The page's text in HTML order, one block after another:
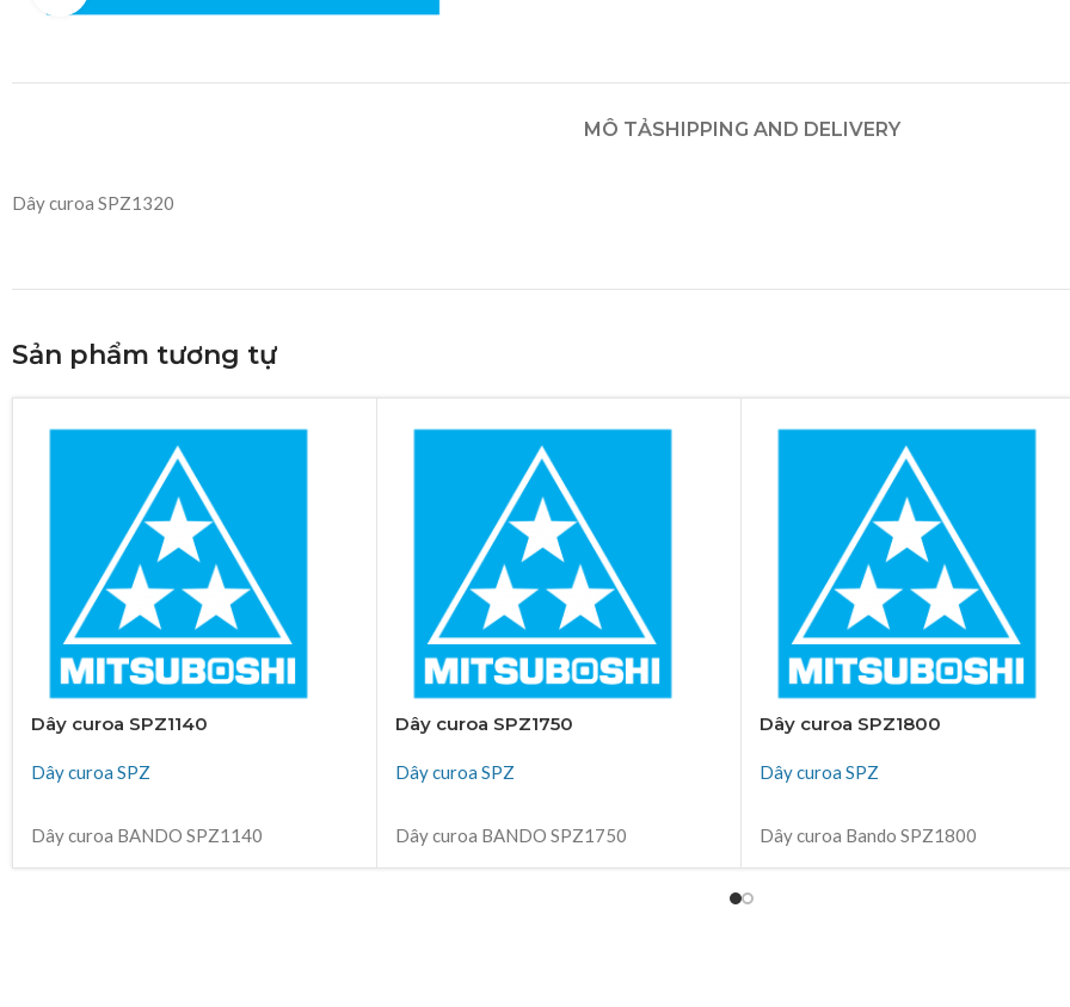
MÔ TẢSHIPPING AND DELIVERY
Dây curoa SPZ1320
Sản phẩm tương tự
Dây curoa SPZ1140
Dây curoa SPZ
Dây curoa BANDO SPZ1140
Dây curoa SPZ1750
Dây curoa SPZ
Dây curoa BANDO SPZ1750
Dây curoa SPZ1800
Dây curoa SPZ
Dây curoa Bando SPZ1800